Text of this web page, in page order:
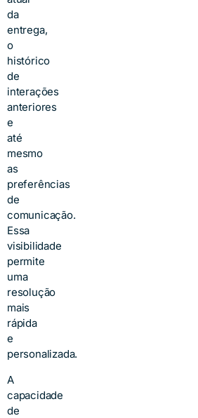
da
entrega,
o
histórico
de
interações
anteriores
e
até
mesmo
as
preferências
de
comunicação.
Essa
visibilidade
permite
uma
resolução
mais
rápida
e
personalizada.
A
capacidade
de